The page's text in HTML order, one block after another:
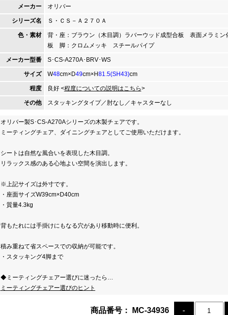
メーカー オリバー
シリーズ名 Ｓ・ＣＳ－Ａ２７０Ａ
色・素材
背・座：ブラウン（木目調）ラバーウッド成型合板 表面メラミン
板 脚：クロムメッキ スチールパイプ
メーカー型番 S･CS-A270A･BRV･WS
サイズ W48cm×D49cm×H81.5(SH43)cm
程度 良好 <程度についての説明はこちら>
その他 スタッキングタイプ／肘なし／キャスターなし
オリバー製S･CS-A270Aシリーズの木製チェアです。
ミーティングチェア、ダイニングチェアとしてご使用いただけます。
シートは自然な風合いを表現した木目調。
リラックス感のある心地よい空間を演出します。
※上記サイズは外寸です。
・座面サイズW39cm×D40cm
・質量4.3kg
背もたれには手掛けにもなる穴があり移動時に便利。
積み重ねて省スペースでの収納が可能です。
・スタッキング4脚まで
◆ミーティングチェアー選びに迷ったら…
ミーティングチェアー選びのヒント
商品番号： MC-34936